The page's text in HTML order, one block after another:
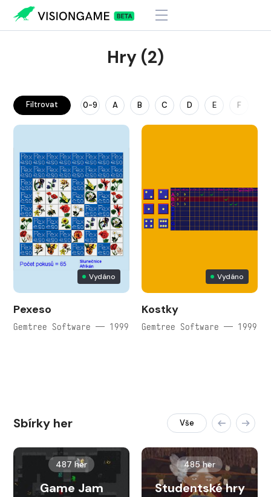
Hry (2)
Filtrovat 0-9 A B C D E F
Vydáno
Pexeso
Gemtree Software — 1999
Vydáno
Kostky
Gemtree Software — 1999
Sbírky her Vše
487 her
Game Jam
485 her
Studentské hry